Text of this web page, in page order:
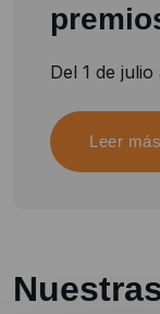
Del 1 de
Leer más